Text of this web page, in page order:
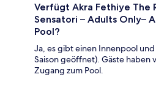
Verfügt Akra Fethiye The
Sensatori – Adults Only–
Pool?
Ja, es gibt einen Innenpool
Saison geöffnet). Gäste haben
Zugang zum Pool.